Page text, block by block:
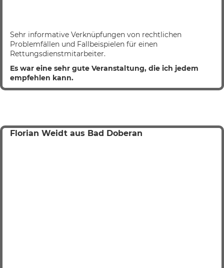
Sehr informative Verknüpfungen von rechtlichen
Problemfällen und Fallbeispielen für einen
Rettungsdienstmitarbeiter.
Es war eine sehr gute Veranstaltung, die ich jedem
empfehlen kann.
Florian Weidt aus Bad Doberan